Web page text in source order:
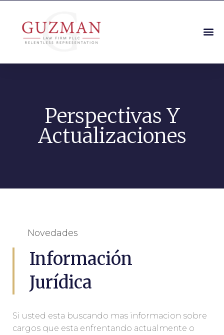
Perspectivas Y
Actualizaciones
Novedades
Información
Jurídica
Si usted esta buscando mas informacion sobre
cargos que esta enfrentando actualmente o